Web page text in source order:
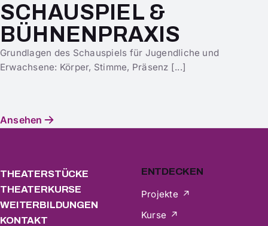
SCHAUSPIEL &
BÜHNENPRAXIS
Grundlagen des Schauspiels für Jugendliche und
Erwachsene: Körper, Stimme, Präsenz [...]
Ansehen
THEATERSTÜCKE
THEATERKURSE
WEITERBILDUNGEN
KONTAKT
ENTDECKEN
Projekte
Kurse